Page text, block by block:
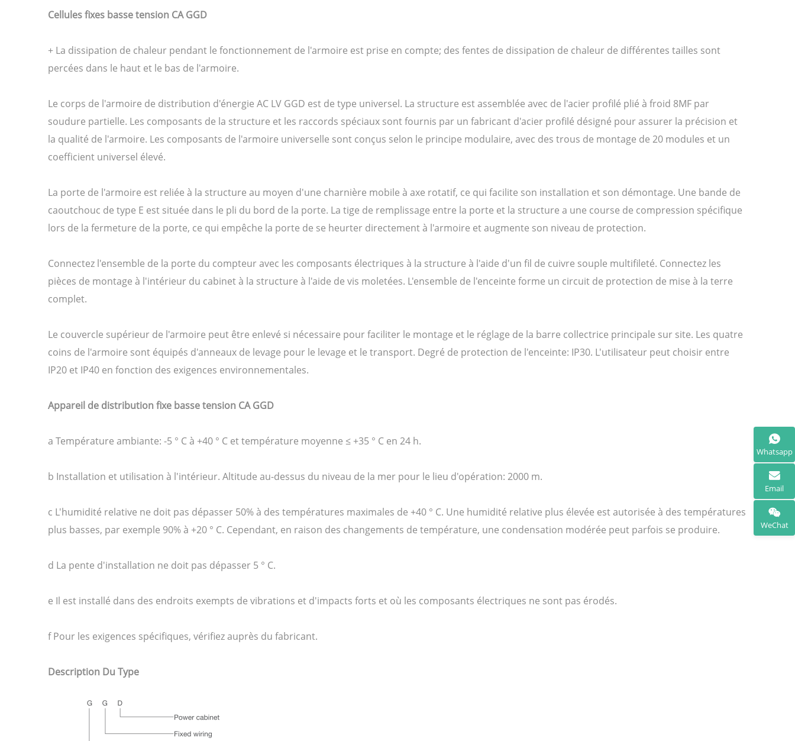
Cellules fixes basse tension CA GGD
+ La dissipation de chaleur pendant le fonctionnement de l'armoire est prise en compte; des fentes de dissipation de chaleur de différentes tailles sont
percées dans le haut et le bas de l'armoire.
Le corps de l'armoire de distribution d'énergie AC LV GGD est de type universel. La structure est assemblée avec de l'acier profilé plié à froid 8MF par
soudure partielle. Les composants de la structure et les raccords spéciaux sont fournis par un fabricant d'acier profilé désigné pour assurer la précision et
la qualité de l'armoire. Les composants de l'armoire universelle sont conçus selon le principe modulaire, avec des trous de montage de 20 modules et un
coefficient universel élevé.
La porte de l'armoire est reliée à la structure au moyen d'une charnière mobile à axe rotatif, ce qui facilite son installation et son démontage. Une bande de
caoutchouc de type E est située dans le pli du bord de la porte. La tige de remplissage entre la porte et la structure a une course de compression spécifique
lors de la fermeture de la porte, ce qui empêche la porte de se heurter directement à l'armoire et augmente son niveau de protection.
Connectez l'ensemble de la porte du compteur avec les composants électriques à la structure à l'aide d'un fil de cuivre souple multifileté. Connectez les
pièces de montage à l'intérieur du cabinet à la structure à l'aide de vis moletées. L'ensemble de l'enceinte forme un circuit de protection de mise à la terre
complet.
Le couvercle supérieur de l'armoire peut être enlevé si nécessaire pour faciliter le montage et le réglage de la barre collectrice principale sur site. Les quatre
coins de l'armoire sont équipés d'anneaux de levage pour le levage et le transport. Degré de protection de l'enceinte: IP30. L'utilisateur peut choisir entre
IP20 et IP40 en fonction des exigences environnementales.
Appareil de distribution fixe basse tension CA GGD
a Température ambiante: -5 ° C à +40 ° C et température moyenne ≤ +35 ° C en 24 h.
b Installation et utilisation à l'intérieur. Altitude au-dessus du niveau de la mer pour le lieu d'opération: 2000 m.
c L'humidité relative ne doit pas dépasser 50% à des températures maximales de +40 ° C. Une humidité relative plus élevée est autorisée à des températures
plus basses, par exemple 90% à +20 ° C. Cependant, en raison des changements de température, une condensation modérée peut parfois se produire.
d La pente d'installation ne doit pas dépasser 5 ° C.
e Il est installé dans des endroits exempts de vibrations et d'impacts forts et où les composants électriques ne sont pas érodés.
f Pour les exigences spécifiques, vérifiez auprès du fabricant.
Description Du Type
Whatsapp
Email
WeChat